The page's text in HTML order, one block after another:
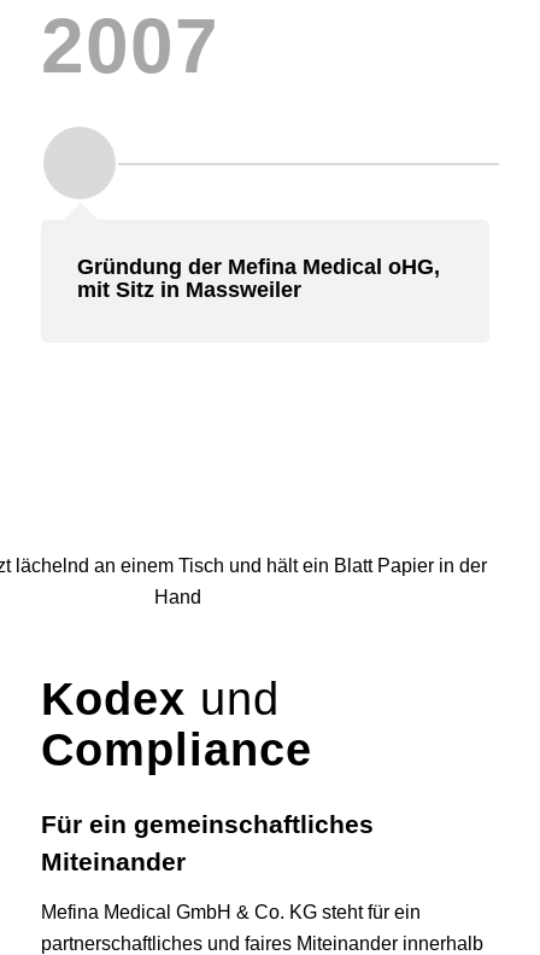
2007
Gründung der Mefina Medical oHG,
mit Sitz in Massweiler
Kodex und
Compliance
Für ein gemeinschaftliches
Miteinander
Mefina Medical GmbH & Co. KG steht für ein
partnerschaftliches und faires Miteinander innerhalb